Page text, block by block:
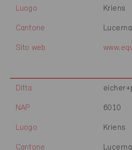
Luogo Kriens
Cantone Lucerna
Sito web
Ditta
NAP 6010
Luogo Kriens
Cantone Lucerna